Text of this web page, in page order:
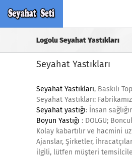
content
Logolu Seyahat Yastıkları
Seyahat Yastıkları
Seyahat Yastıkları, Baskılı
Seyahat Yastıkları:
Seyahat yastığı: İnsan
Boyun Yastığı : DOLGU;
Kolay kabartılır ve hacmini
Ajanslar, Şirketler,
ilgili, lütfen müşteri